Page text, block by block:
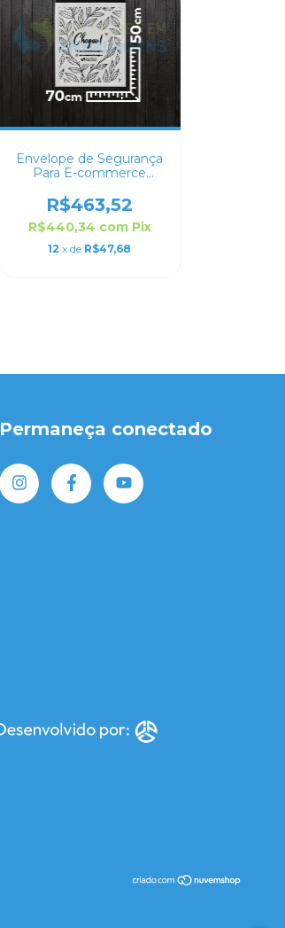
Envelope de Segurança
Para E-commerce
R$463,52
R$440,34 com Pix
12 x de R$47,68
Permaneça conectado